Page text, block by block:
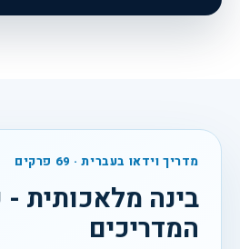
מדריך וידאו בעברית · 69 פרקים
בינה מלאכותית -
המדריכים